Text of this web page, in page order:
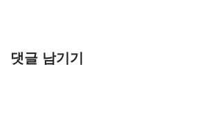
댓글 남기기